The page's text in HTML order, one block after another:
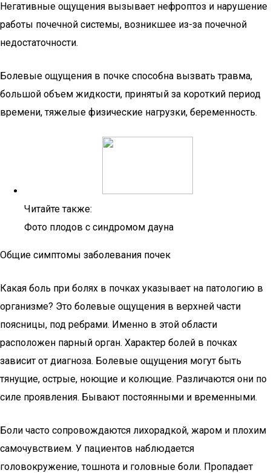
Негативные ощущения вызывает нефроптоз и нарушение
работы почечной системы, возникшее из-за почечной
недостаточности.
Болевые ощущения в почке способна вызвать травма,
большой объем жидкости, принятый за короткий период
времени, тяжелые физические нагрузки, беременность.
Читайте также:
Фото плодов с синдромом дауна
Общие симптомы заболевания почек
Какая боль при болях в почках указывает на патологию в
организме? Это болевые ощущения в верхней части
поясницы, под ребрами. Именно в этой области
расположен парный орган. Характер болей в почках
зависит от диагноза. Болевые ощущения могут быть
тянущие, острые, ноющие и колющие. Различаются они по
силе проявления. Бывают постоянными и временными.
Боли часто сопровождаются лихорадкой, жаром и плохим
самочувствием. У пациентов наблюдается
головокружение, тошнота и головные боли. Пропадает